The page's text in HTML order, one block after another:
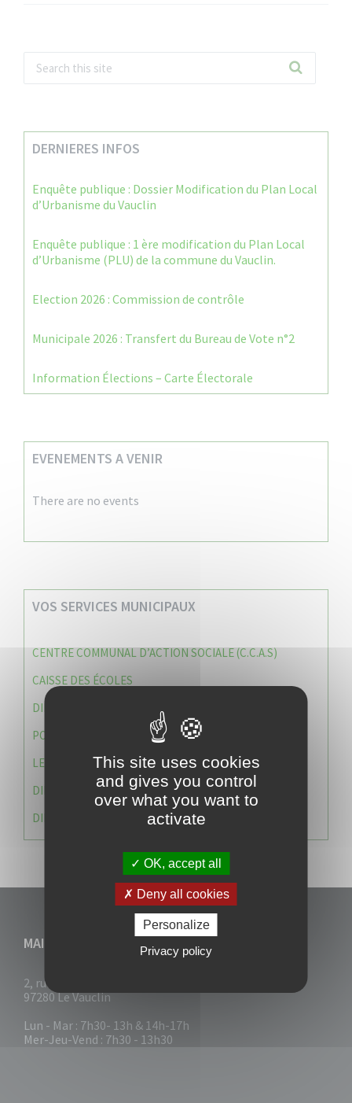
DERNIERES INFOS
Enquête publique : Dossier Modification du Plan Local
d’Urbanisme du Vauclin
Enquête publique : 1 ère modification du Plan Local
d’Urbanisme (PLU) de la commune du Vauclin.
Election 2026 : Commission de contrôle
Municipale 2026 : Transfert du Bureau de Vote n°2
Information Élections – Carte Électorale
EVENEMENTS A VENIR
There are no events
VOS SERVICES MUNICIPAUX
CENTRE COMMUNAL D’ACTION SOCIALE (C.C.A.S)
CAISSE DES ÉCOLES
DIRECTION DES SERVICES TECHNIQUES
POLICE MUNICIPALE
LE CABINET DU MAIRE
DIRECTION DES RESSOURCES ET MOYENS
DIRECTION DU DEVELLOPPEMENT URBAIN DURABL
MAIRIE DU VAUCLIN
2, rue Collignon
97280 Le Vauclin
Lun - Mar : 7h30- 13h & 14h-17h
Mer-Jeu-Vend : 7h30 - 13h30
This site uses cookies
and gives you control
over what you want to
activate
OK, accept all
Deny all cookies
Personalize
Privacy policy